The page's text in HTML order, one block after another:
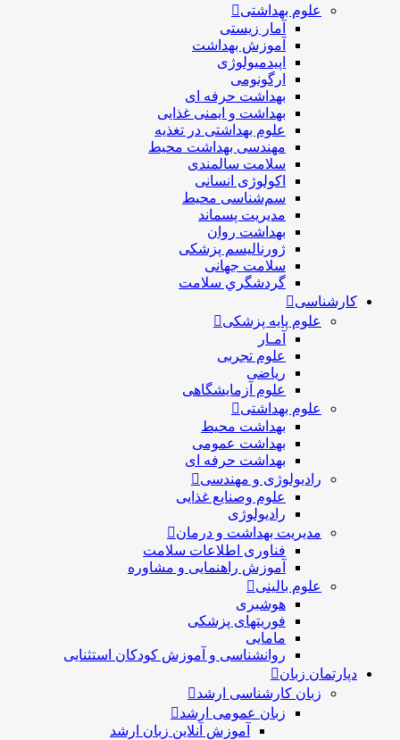
علوم بهداشتی
آمار زیستی
آموزش بهداشت
اپیدمیولوژی
ارگونومی
بهداشت حرفه ای
بهداشت و ایمنی غذایی
علوم بهداشتی در تغذیه
مهندسی بهداشت محيط
سلامت سالمندی
اکولوژی انسانی
سم‌شناسی محیط
مدیریت پسماند
بهداشت روان
ژورنالیسم پزشکی
سلامت جهانی
گردشگري سلامت
کارشناسی
علوم پایه پزشکی
آمـار
علوم تجربی
ریاضی
علوم آزمایشگاهی
علوم بهداشتی
بهداشت محیط
بهداشت عمومی
بهداشت حرفه ای
رادیولوژی و مهندسی
علوم وصنایع غذایی
رادیولوژی
مدیریت بهداشت و درمان
فناوری اطلاعات سلامت
آموزش راهنمایی و مشاوره
علوم بالینی
هوشبری
فوریتهای پزشکی
مامایی
روانشناسی و آموزش کودکان استثنایی
دپارتمان زبان
زبان کارشناسی ارشد
زبان عمومی ارشد
آموزش آنلاین زبان ارشد